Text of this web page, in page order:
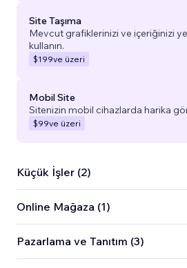
Site Taşıma
Mevcut grafiklerinizi ve içeriğinizi
kullanın.
$199ve üzeri
Mobil Site
Sitenizin mobil cihazlarda harika
$99ve üzeri
Küçük İşler (2)
Online Mağaza (1)
Pazarlama ve Tanıtım (3)